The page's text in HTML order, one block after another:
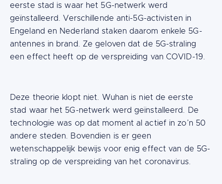
eerste stad is waar het 5G-netwerk werd
geïnstalleerd. Verschillende anti-5G-activisten in
Engeland en Nederland staken daarom enkele 5G-
antennes in brand. Ze geloven dat de 5G-straling
een effect heeft op de verspreiding van COVID-19.
Deze theorie klopt niet. Wuhan is niet de eerste
stad waar het 5G-netwerk werd geïnstalleerd. De
technologie was op dat moment al actief in zo’n 50
andere steden. Bovendien is er geen
wetenschappelijk bewijs voor enig effect van de 5G-
straling op de verspreiding van het coronavirus.